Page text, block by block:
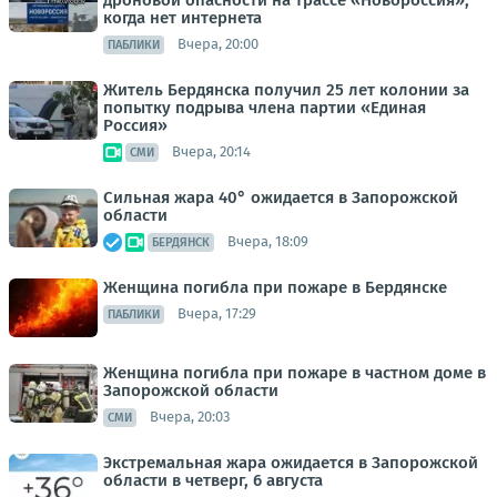
когда нет интернета
ПАБЛИКИ Вчера, 20:00
Житель Бердянска получил 25 лет колонии за
попытку подрыва члена партии «Единая
Россия»
СМИ Вчера, 20:14
Сильная жара 40° ожидается в Запорожской
области
БЕРДЯНСК Вчера, 18:09
Женщина погибла при пожаре в Бердянске
ПАБЛИКИ Вчера, 17:29
Женщина погибла при пожаре в частном доме в
Запорожской области
СМИ Вчера, 20:03
Экстремальная жара ожидается в Запорожской
области в четверг, 6 августа